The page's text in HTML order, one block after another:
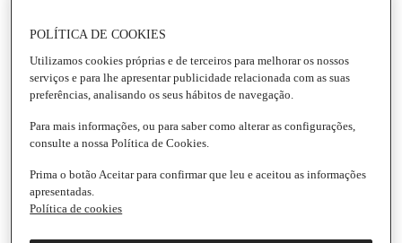
Link
mesma
página.
POLÍTICA DE COOKIES
Utilizamos cookies próprias e de terceiros para melhorar os nossos
serviços e para lhe apresentar publicidade relacionada com as suas
preferências, analisando os seus hábitos de navegação.
Para mais informações, ou para saber como alterar as configurações,
consulte a nossa Política de Cookies.
Prima o botão Aceitar para confirmar que leu e aceitou as informações
apresentadas.
Política de cookies